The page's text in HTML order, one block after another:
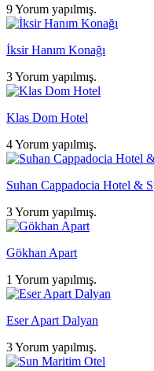
9 Yorum yapılmış.
İksir Hanım Konağı
3 Yorum yapılmış.
Klas Dom Hotel
4 Yorum yapılmış.
Suhan Cappadocia Hotel &
3 Yorum yapılmış.
Gökhan Apart
1 Yorum yapılmış.
Eser Apart Dalyan
3 Yorum yapılmış.